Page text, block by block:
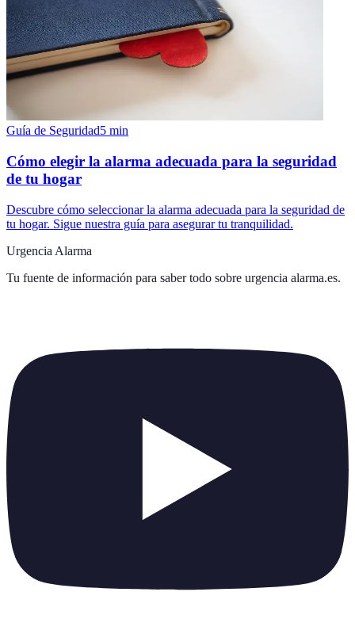
Guía de Seguridad5 min
Cómo elegir la alarma adecuada para la seguridad
de tu hogar
Descubre cómo seleccionar la alarma adecuada para la seguridad de
tu hogar. Sigue nuestra guía para asegurar tu tranquilidad.
Urgencia Alarma
Tu fuente de información para saber todo sobre urgencia alarma.es.